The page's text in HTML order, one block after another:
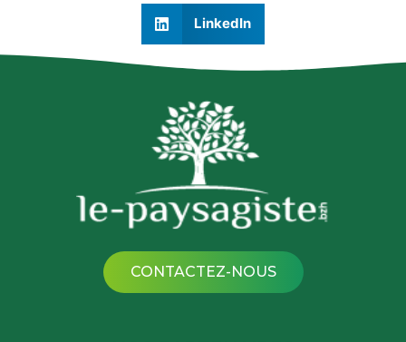
LinkedIn
CONTACTEZ-NOUS